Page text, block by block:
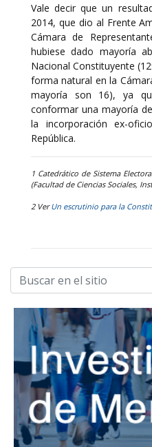
Vale decir que un
2014, que dio al Frente
Cámara de
hubiese dado mayoría
Nacional Constituyente
forma natural en la
mayoría son 16), ya
conformar una mayoría
la incorporación ex-
República.
1 Catedrático de Sistema
(Facultad de Ciencias Sociales,
2 VerUn escrutinio para la